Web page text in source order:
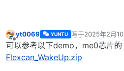
离线
yt0069 YUNTU 写于2025年2月
最后由 编辑
可以参考以下demo，me0芯片的
Flexcan_WakeUp.zip